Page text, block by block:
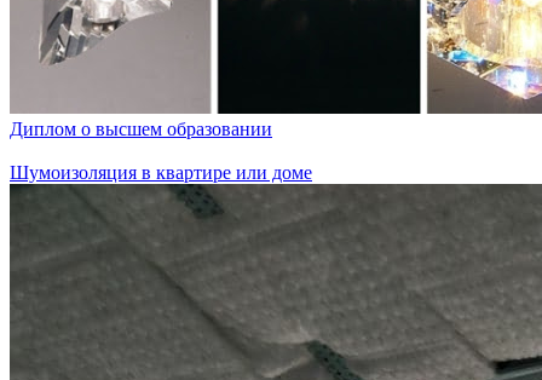
Диплом о высшем образовании
Шумоизоляция в квартире или доме